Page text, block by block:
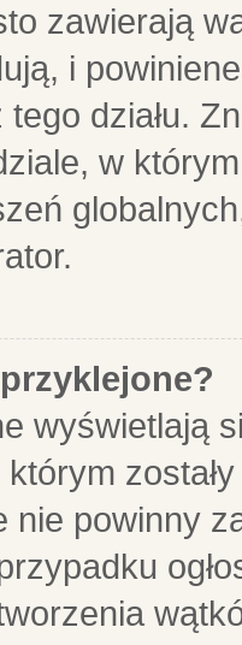
zawierają
i
działu.
w
wyświetlają
którym
nie powinny